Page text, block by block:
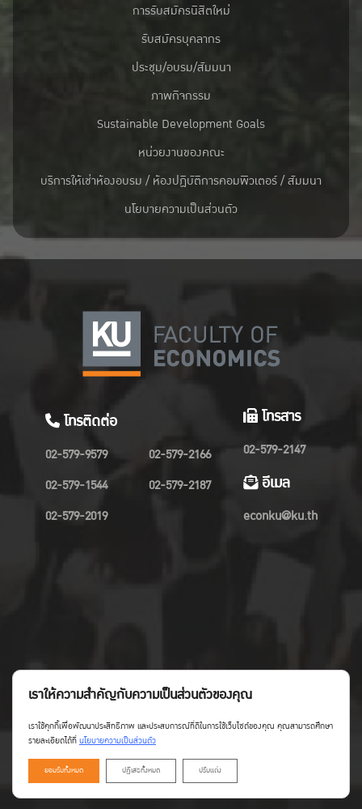
การรับสมัครนิสิตใหม่
รับสมัครบุคลากร
ประชุม/อบรม/สัมมนา
ภาพกิจกรรม
Sustainable Development Goals
หน่วยงานของคณะ
บริการให้เช่าห้องอบรม / ห้องปฏิบัติการคอมพิวเตอร์ / สัมมนา
นโยบายความเป็นส่วนตัว
โทรติดต่อ
02-579-9579
02-579-1544
02-579-2019
02-579-2166
02-579-2187
โทรสาร
02-579-2147
อีเมล
econku@ku.th
Copyright©Faculty of Economics KU
เราให้ความสำคัญกับความเป็นส่วนตัวของคุณ
เราใช้คุกกี้เพื่อพัฒนาประสิทธิภาพ และประสบการณ์ที่ดีในการใช้เว็บไซต์ของคุณ คุณสามารถศึกษา
รายละเอียดได้ที่นโยบายความเป็นส่วนตัว
ยอมรับทั้งหมด ปฏิเสธทั้งหมด ปรับแต่ง